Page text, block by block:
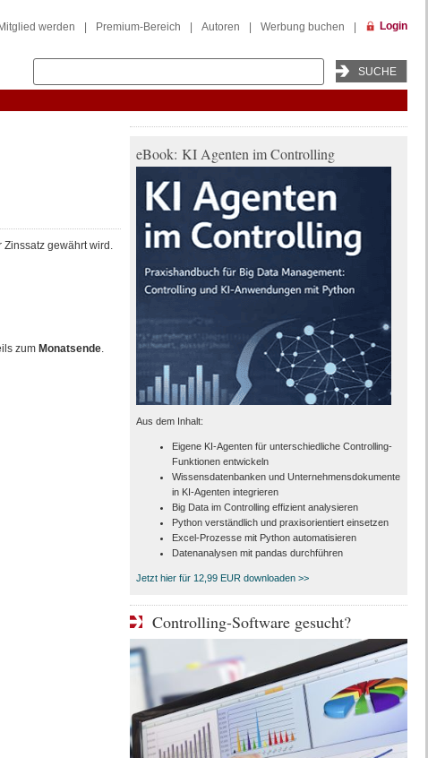
Mitglied werden Premium-Bereich Autoren Werbung buchen Login
gewährt wird.
zum Monatsende.
eBook: KI Agenten im Controlling
Aus dem Inhalt:
Eigene KI-Agenten für unterschiedliche Controlling-
Funktionen entwickeln
Wissensdatenbanken und Unternehmensdokumente
in KI-Agenten integrieren
Big Data im Controlling effizient analysieren
Python verständlich und praxisorientiert einsetzen
Excel-Prozesse mit Python automatisieren
Datenanalysen mit pandas durchführen
Jetzt hier für 12,99 EUR downloaden >>
Controlling-Software gesucht?